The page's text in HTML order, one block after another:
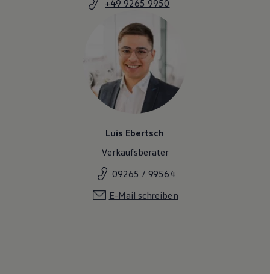
+49 9265 9950
Luis Ebertsch
Verkaufsberater
09265 / 99564
E-Mail schreiben